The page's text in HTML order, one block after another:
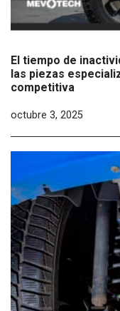
El tiempo de
las piezas
competitiva
octubre 3, 2025